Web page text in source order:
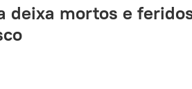
deixa mortos e